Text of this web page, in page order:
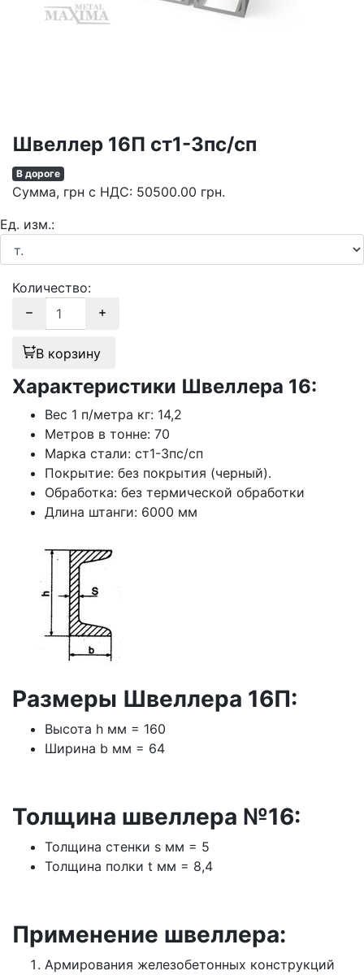
Швеллер 16П ст1-3пс/сп
В дороге
Сумма, грн с НДС: 50500.00 грн.
Ед. изм.:
Количество:
В корзину
Характеристики Швеллера 16:
Вес 1 п/метра кг: 14,2
Метров в тонне: 70
Марка стали: ст1-3пс/сп
Покрытие: без покрытия (черный).
Обработка: без термической обработки
Длина штанги: 6000 мм
Размеры Швеллера 16П:
Высота h мм = 160
Ширина b мм = 64
Толщина швеллера №16:
Толщина стенки s мм = 5
Толщина полки t мм = 8,4
Применение швеллера:
Армирования железобетонных конструкций